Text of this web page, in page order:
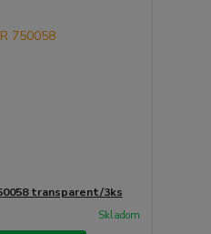
transparent/3ks
Skladom